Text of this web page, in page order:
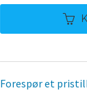
Forespør et